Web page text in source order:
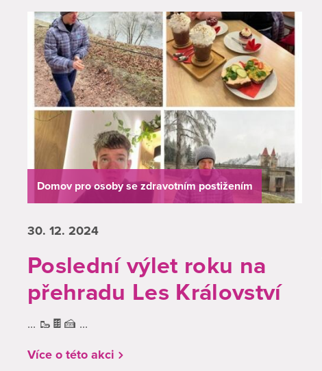
Domov pro osoby se zdravotním postižením
30. 12. 2024
Poslední výlet roku na
přehradu Les Království
... 🥾🍫🍰 ...
Více o této akci